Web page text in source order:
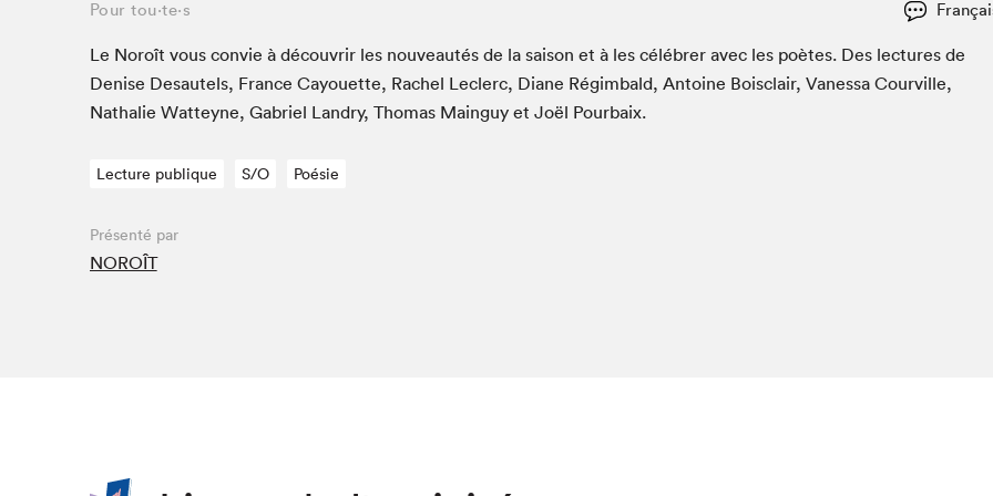
SLM 2019
SLM 2018
Pour tou⋅te⋅s
Le Noroît vous con­vie à décou­vrir les nou­veautés de la sai­son et à les célébr­er avec les poètes. Des lec­tures de
Denise Desau­tels, France Cay­ou­ette, Rachel Leclerc, Diane Régim­bald, Antoine Bois­clair, Vanes­sa Courville,
Nathalie Wat­teyne, Gabriel Landry, Thomas Main­guy et Joël Pourbaix.
Lecture publique S/O Poésie
Présenté par
NOROÎT